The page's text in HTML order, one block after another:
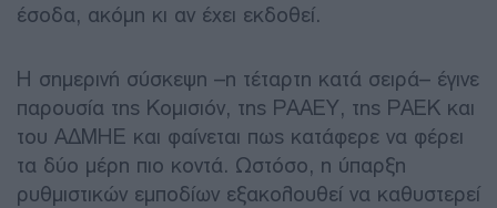
έσοδα, ακόμη κι αν έχει εκδοθεί.
Η σημερινή σύσκεψη –η τέταρτη κατά σειρά– έγινε
παρουσία της Κομισιόν, της ΡΑΑΕΥ, της ΡΑΕΚ και
του ΑΔΜΗΕ και φαίνεται πως κατάφερε να φέρει
τα δύο μέρη πιο κοντά. Ωστόσο, η ύπαρξη
ρυθμιστικών εμποδίων εξακολουθεί να καθυστερεί